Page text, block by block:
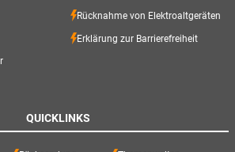
Rücknahme von Elektroaltgeräten
Erklärung zur Barrierefreiheit
QUICKLINKS